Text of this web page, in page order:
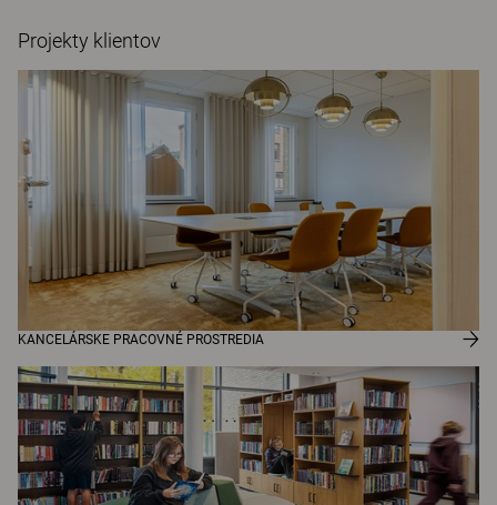
Projekty klientov
KANCELÁRSKE PRACOVNÉ PROSTREDIA